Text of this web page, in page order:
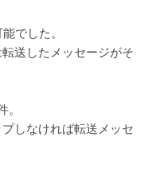
でした。
送したメッセージがそ
。
しなければ転送メッセ